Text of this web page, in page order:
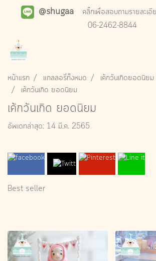
@shugaa คลิ๊กเพื่อสอบถามรายละเอี
06-2462-8844
หน้าแรก แกลลอรี่ทั้งหมด
เค้กวันเกิดยอดนิ
เค้กวันเกิด ยอดนิยม
เค้กวันเกิด ยอดนิยม
อัพเดทล่าสุด: 14 มี.ค. 2565
Best seller